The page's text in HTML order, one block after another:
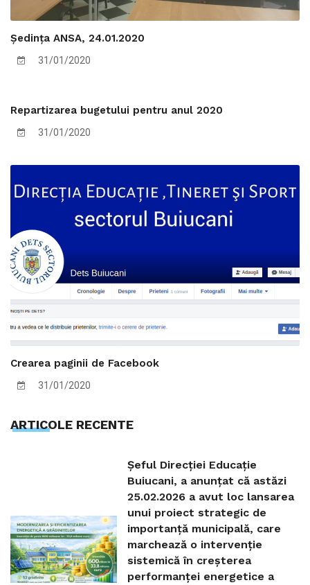
Ședința ANSA, 24.01.2020
31/01/2020
Repartizarea bugetului pentru anul 2020
31/01/2020
Crearea paginii de Facebook
31/01/2020
ARTICOLE RECENTE
Șeful Direcției Educație
Buiucani, a anunțat că astăzi
25.02.2026 a avut loc lansarea
unui proiect strategic de
importanță municipală, care
marchează o intervenție
sistemică în creșterea
performanței energetice a